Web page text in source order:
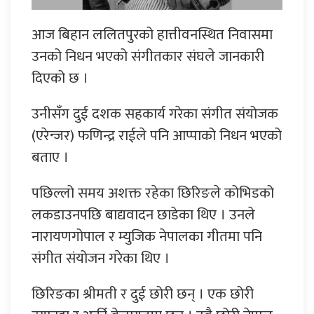
आज बिहान ललितपुरको हात्तीवनस्थित निवासमा
उनको निधन भएको संगीतकार संघले जानकारी
दिएको छ ।
उनीसँग दुई दशक सहकार्य गरेका संगीत संयोजक
(एरेन्जर) फणिन्द्र राईले पनि आप्पाको निधन भएको
बताए ।
पछिल्लो समय अशक्त रहेका छिरिङले कोभिडको
लकडाउनपछि बाद्यवादन छाडेका थिए । उनले
नारायणगोपाल र म्युजिक नेपालका गीतमा पनि
संगीत संयोजन गरेका थिए ।
छिरिङका श्रीमती र दुई छोरी छन् । एक छोरी